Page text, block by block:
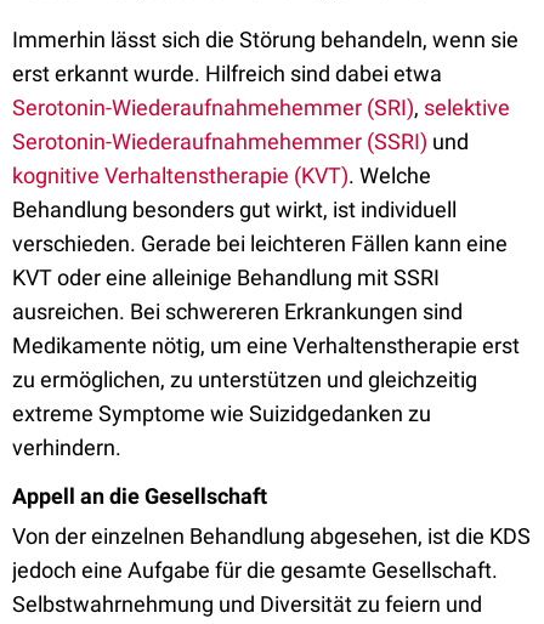
Immerhin lässt sich die Störung behandeln, wenn sie
erst erkannt wurde. Hilfreich sind dabei etwa
Serotonin-Wiederaufnahmehemmer (SRI), selektive
Serotonin-Wiederaufnahmehemmer (SSRI) und
kognitive Verhaltenstherapie (KVT). Welche
Behandlung besonders gut wirkt, ist individuell
verschieden. Gerade bei leichteren Fällen kann eine
KVT oder eine alleinige Behandlung mit SSRI
ausreichen. Bei schwereren Erkrankungen sind
Medikamente nötig, um eine Verhaltenstherapie erst
zu ermöglichen, zu unterstützen und gleichzeitig
extreme Symptome wie Suizidgedanken zu
verhindern.
Appell an die Gesellschaft
Von der einzelnen Behandlung abgesehen, ist die KDS
jedoch eine Aufgabe für die gesamte Gesellschaft.
Selbstwahrnehmung und Diversität zu feiern und